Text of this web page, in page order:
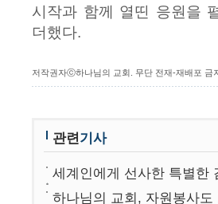
시작과 함께 열띤 응원을
더했다.
저작권자ⓒ하나님의 교회. 무단 전재-재배포 금
관련기사
세계인에게 선사한 특별한
하나님의 교회, 자원봉사도